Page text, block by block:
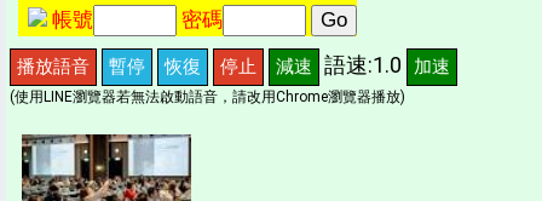
帳號
密碼
播放語音 暫停 恢復 停止 減速 語速:1.0 加速
(使用LINE瀏覽器若無法啟動語音，請改用Chrome瀏覽器播放)